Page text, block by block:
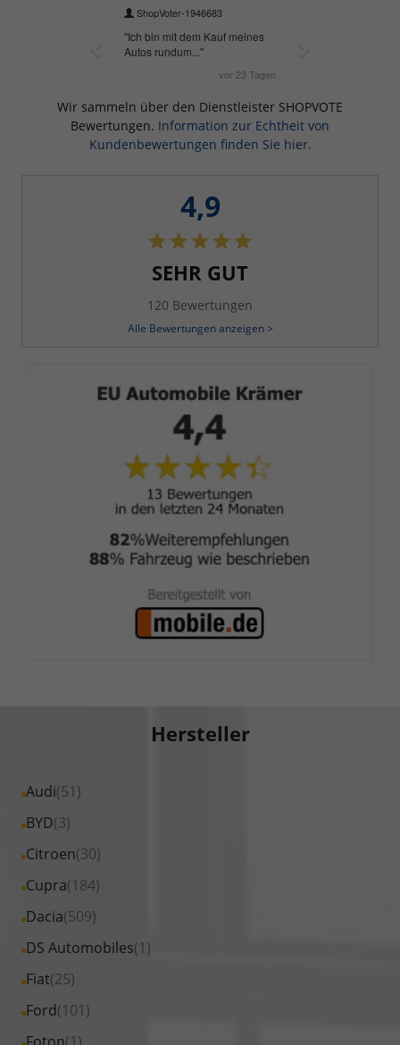
Wir sammeln über den Dienstleister SHOPVOTE
Bewertungen. Information zur Echtheit von
Kundenbewertungen finden Sie hier.
4,9
SEHR GUT
120 Bewertungen
Alle Bewertungen anzeigen >
Hersteller
Audi(51)
Alle
Fahrzeuge
Audi
anzeigen
BYD(3)
Alle
Fahrzeuge
BYD
anzeigen
Citroen(30)
Alle
Fahrzeuge
Citroen
anzeigen
Cupra(184)
Alle
Fahrzeuge
Cupra
anzeigen
Dacia(509)
Alle
Fahrzeuge
Dacia
anzeigen
DS Automobiles(1)
Alle
Fahrzeuge
DS
Fiat(25)
Alle
Fahrzeuge
Ford(101)
Alle
Fahrzeuge